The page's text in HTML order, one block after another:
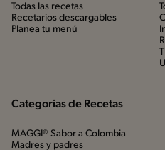
Todas las recetas
Recetarios descargables
Planea tu menú
Categorias de Recetas
MAGGI® Sabor a Colombia
Madres y padres